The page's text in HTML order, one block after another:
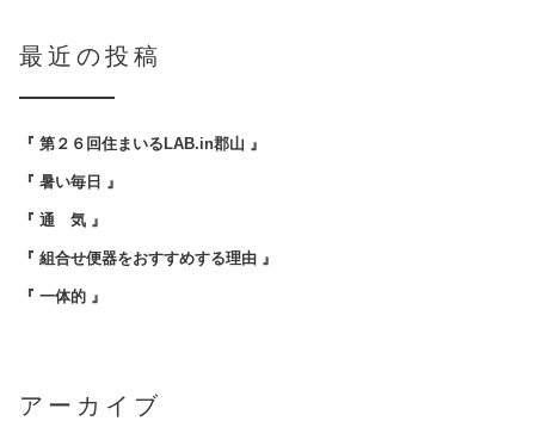
最近の投稿
『 第２６回住まいるLAB.in郡山 』
『 暑い毎日 』
『 通 気 』
『 組合せ便器をおすすめする理由 』
『 一体的 』
アーカイブ